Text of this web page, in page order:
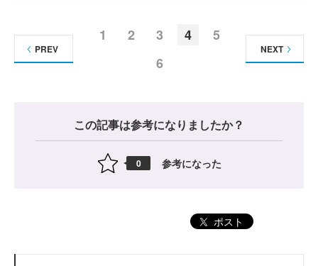
1 2 3 4
5
6
PREV NEXT
この記事は参考になりましたか？
0 参考になった
ポスト